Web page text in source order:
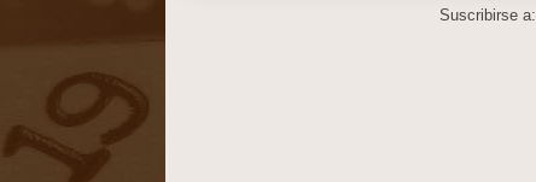
Suscribirse a: